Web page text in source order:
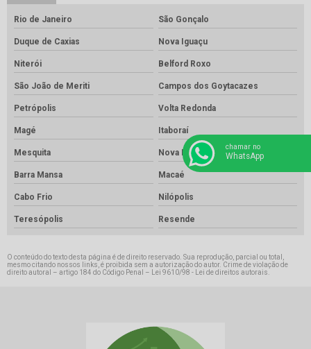
Rio de Janeiro São Gonçalo
Duque de Caxias Nova Iguaçu
Niterói Belford Roxo
São João de Meriti Campos dos Goytacazes
Petrópolis Volta Redonda
Magé Itaboraí
Mesquita Nova Friburgo
Barra Mansa Macaé
Cabo Frio Nilópolis
Teresópolis Resende
O conteúdo do texto desta página é de direito reservado. Sua reprodução, parcial ou total,
mesmo citando nossos links, é proibida sem a autorização do autor. Crime de violação de
direito autoral – artigo 184 do Código Penal –
Lei 9610/98 - Lei de direitos autorais
chamar no
WhatsApp